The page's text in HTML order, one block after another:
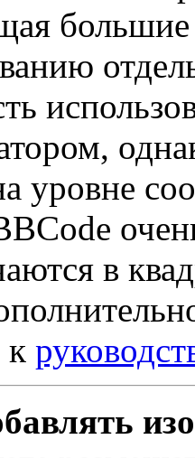
уровне
в
к